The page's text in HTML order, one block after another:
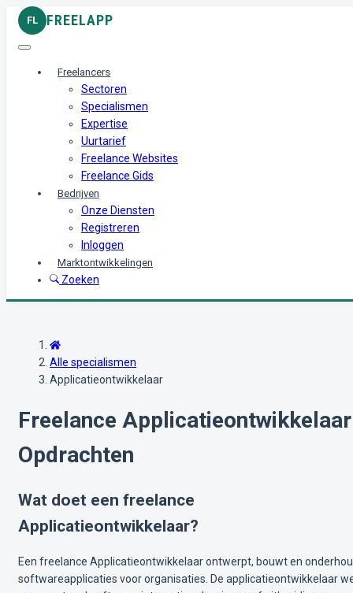
FL FREELAPP
Freelancers
Sectoren
Specialismen
Expertise
Uurtarief
Freelance Websites
Freelance Gids
Bedrijven
Onze Diensten
Registreren
Inloggen
Marktontwikkelingen
Zoeken
Alle specialismen
Applicatieontwikkelaar
Freelance Applicatieontwikkelaar
Opdrachten
Wat doet een freelance
Applicatieontwikkelaar?
Een freelance Applicatieontwikkelaar ontwerpt, bouwt en
softwareapplicaties voor organisaties. De applicatieontwikkelaar